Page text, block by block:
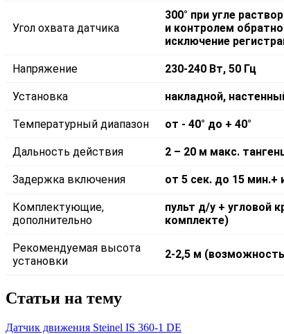
Угол охвата датчика
300° при угле
и контролем
исключение
Напряжение 230-240 Вт, 50 Гц
Установка накладной,
Температурный диапазон от - 40° до + 40°
Дальность действия 2 – 20 м макс.
Задержка включения от 5 сек. до 15
Комплектующие,
дополнительно
пульт д/у + угловой
комплекте)
Рекомендуемая высота
установки
2-2,5 м
Статьи на тему
Датчик движения Steinel IS 360-1 DE